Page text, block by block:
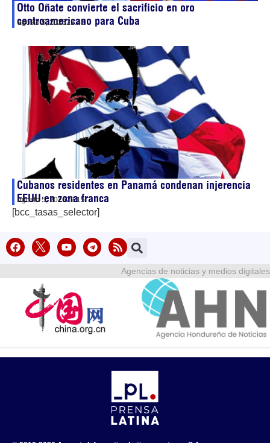
Otto Oñate convierte el sacrificio en oro
centroamericano para Cuba
agosto 5, 202622:43
Cubanos residentes en Panamá condenan injerencia
EEUU en zona franca
agosto 5, 202622:15
[bcc_tasas_selector]
Agencias de noticias y medios digitales